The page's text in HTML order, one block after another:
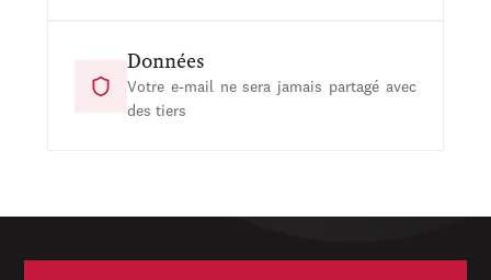
Données
Votre e-mail ne sera jamais partagé avec
des tiers